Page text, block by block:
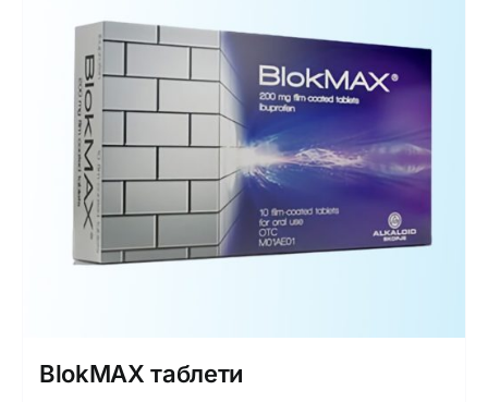
BlokMAX таблети